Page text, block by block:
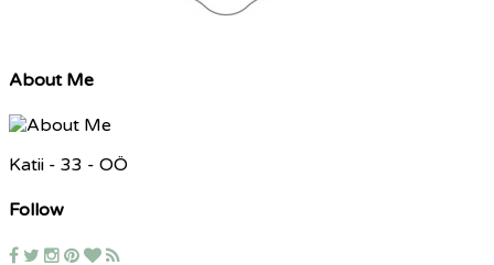
About Me
Katii - 33 - OÖ
Follow